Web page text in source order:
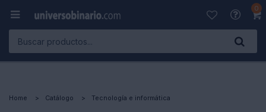
0

Home Catálogo Tecnología e informática